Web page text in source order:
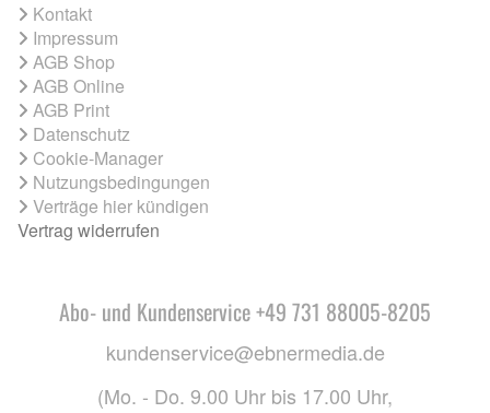
Kontakt
Impressum
AGB Shop
AGB Online
AGB Print
Datenschutz
Cookie-Manager
Nutzungsbedingungen
Verträge hier kündigen
Vertrag widerrufen
Abo- und Kundenservice +49 731 88005-8205
kundenservice@ebnermedia.de
(Mo. - Do. 9.00 Uhr bis 17.00 Uhr,